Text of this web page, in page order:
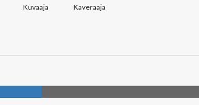
Kuvaaja
Kaveraaja